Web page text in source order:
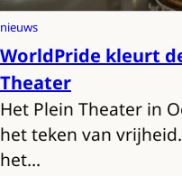
nieuws
WorldPride kleurt
Theater
Het Plein Theater in
het teken van
het…